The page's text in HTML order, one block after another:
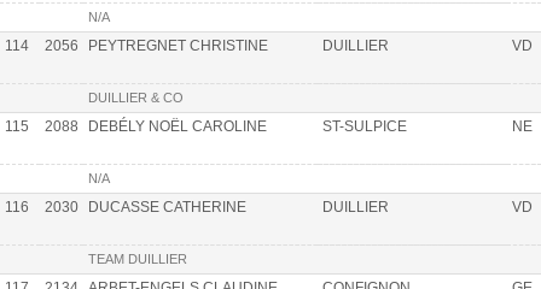
N/A
114 2056 PEYTREGNET CHRISTINE DUILLIER VD
DUILLIER & CO
115 2088 DEBÉLY NOËL CAROLINE ST-SULPICE NE
N/A
116 2030 DUCASSE CATHERINE DUILLIER VD
TEAM DUILLIER